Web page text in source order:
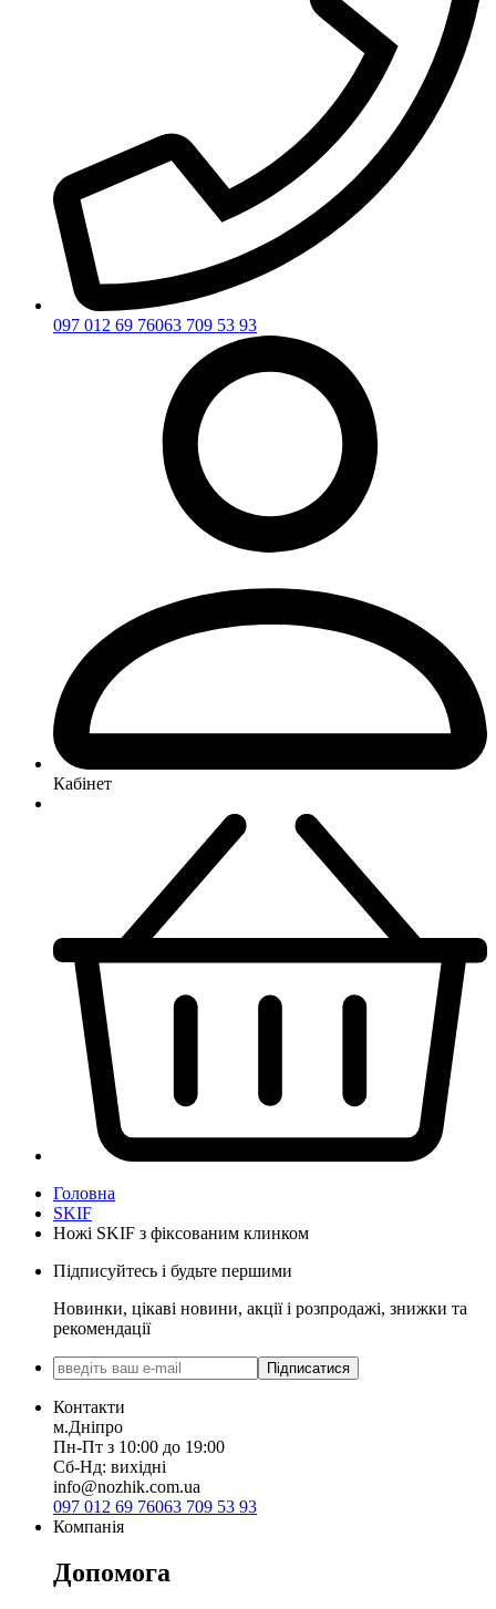
097 012 69 76063 709 53 93
Кабінет
Головна
SKIF
Ножі SKIF з фіксованим клинком
Підписуйтесь і будьте першими
Новинки, цікаві новини, акції і розпродажі, знижки та
рекомендації
Підписатися
Контакти
м.Дніпро
Пн-Пт з 10:00 до 19:00
Сб-Нд: вихідні
info@nozhik.com.ua
097 012 69 76063 709 53 93
Компанія
Допомога